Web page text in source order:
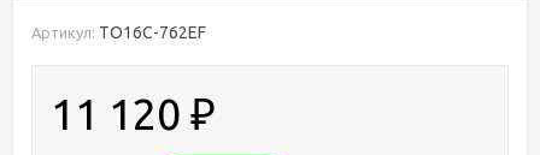
Артикул: TO16С-762EF
11 120 ₽